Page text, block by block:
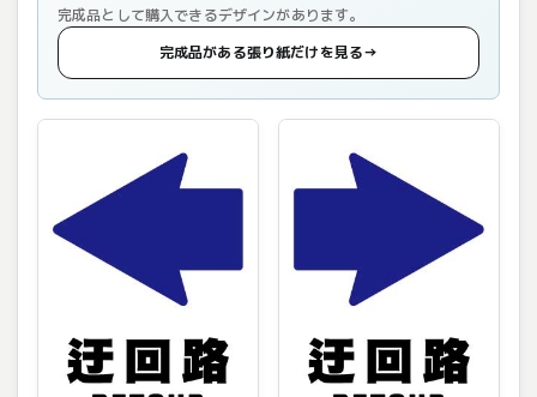
完成品として購入できるデザインがあります。
完成品がある張り紙だけを見る→